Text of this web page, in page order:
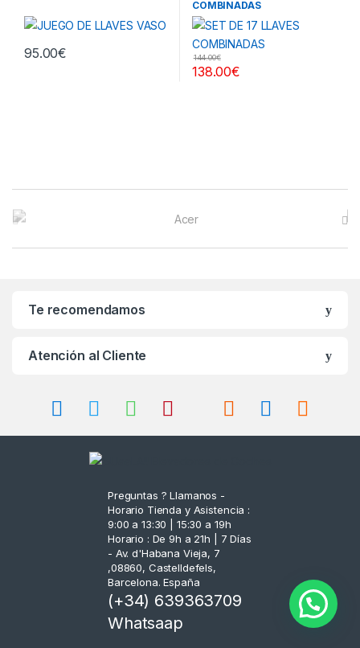
95.00€
COMBINADAS
138.00€
144.00€
a
Te recomendamos
Atención al Cliente
Preguntas ? Llamanos -
Horario Tienda y Asistencia :
9:00 a 13:30 | 15:30 a 19h
Horario : De 9h a 21h | 7 Días
- Av. d'Habana Vieja, 7
,08860, Castelldefels,
Barcelona. España
(+34) 639363709
Whatsaap